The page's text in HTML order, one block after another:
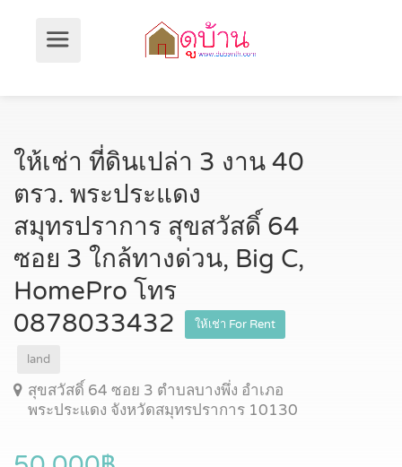
ให้เช่า ที่ดินเปล่า 3 งาน 40
ตรว. พระประแดง
สมุทรปราการ สุขสวัสดิ์ 64
ซอย 3 ใกล้ทางด่วน, Big C,
HomePro โทร
0878033432
ให้เช่า For Rent
land
สุขสวัสดิ์ 64 ซอย 3 ตำบลบางพึ่ง อำเภอ
พระประแดง จังหวัดสมุทรปราการ 10130